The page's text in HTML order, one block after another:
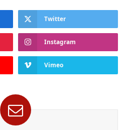
Twitter
Instagram
Vimeo